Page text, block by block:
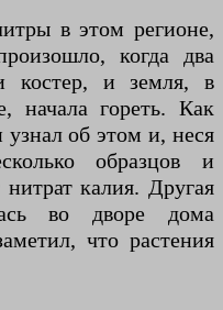
в этом регионе,
когда два
костер, и земля, в
начала гореть. Как
об этом и, неся
образцов и
калия. Другая
во дворе дома
что растения